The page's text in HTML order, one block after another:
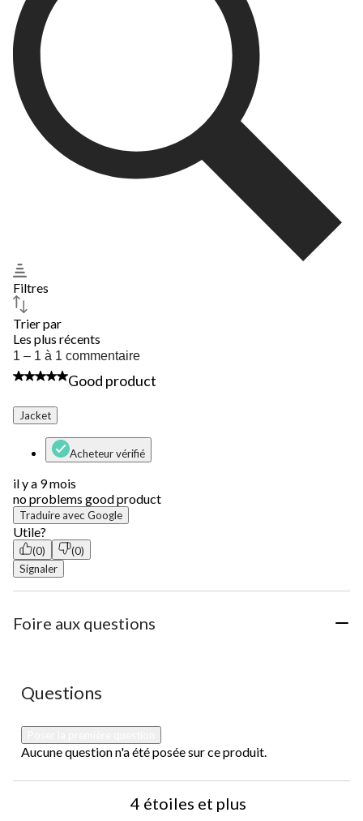
de
soumission.
de
soumission.
Filtres
Trier par
Les plus récents
1
à
1
1
1 – 1 à 1 commentaire
5 étoile(s) sur 5.
Good product
Jacket
Acheteur vérifié
il y a 9 mois
no problems good product
Traduire avec Google
Utile?
(0)
(0)
Signaler
Foire aux questions
Aucune question n'a été posée sur ce produit.
Questions
Aucune question n'a été posée sur ce produit.
4 étoiles et plus